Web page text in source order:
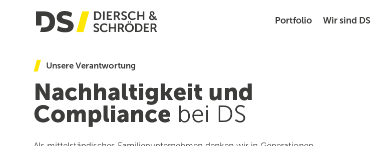
Portfolio Wir sind DS
Unsere Verantwortung
Nachhaltigkeit und
Compliance bei DS